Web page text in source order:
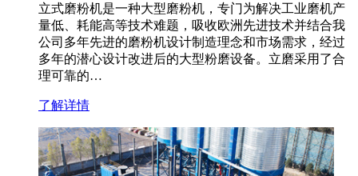
立式磨粉机是一种大型磨粉机，专门为解决工业磨机产
量低、耗能高等技术难题，吸收欧洲先进技术并结合我
公司多年先进的磨粉机设计制造理念和市场需求，经过
多年的潜心设计改进后的大型粉磨设备。立磨采用了合
理可靠的…
了解详情